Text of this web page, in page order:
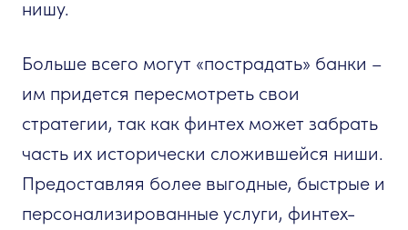
нишу.
Больше всего могут «пострадать» банки –
им придется пересмотреть свои
стратегии, так как финтех может забрать
часть их исторически сложившейся ниши.
Предоставляя более выгодные, быстрые и
персонализированные услуги, финтех-